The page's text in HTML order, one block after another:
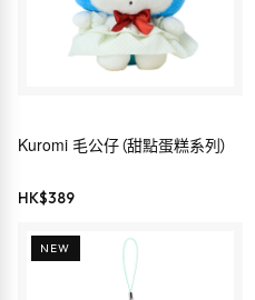
Kuromi 毛公仔（甜點蛋糕系列）
HK$389
NEW